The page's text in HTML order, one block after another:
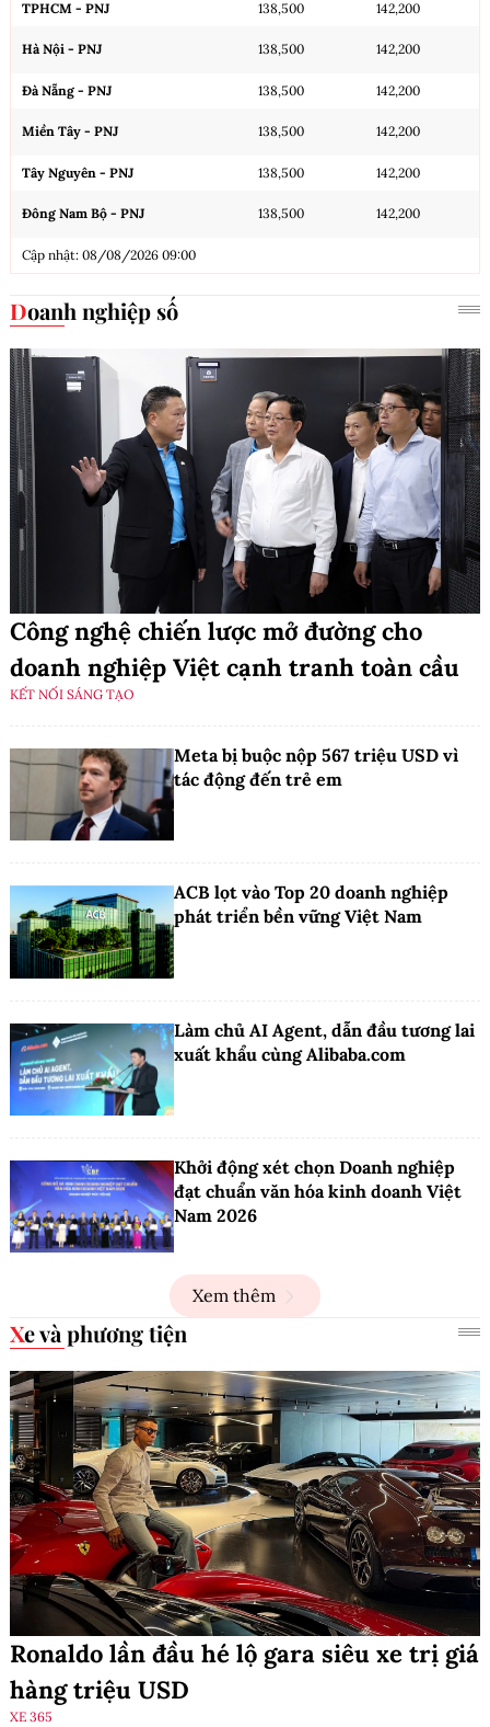
TPHCM - PNJ 138,500 142,200
Hà Nội - PNJ 138,500 142,200
Đà Nẵng - PNJ 138,500 142,200
Miền Tây - PNJ 138,500 142,200
Tây Nguyên - PNJ 138,500 142,200
Đông Nam Bộ - PNJ 138,500 142,200
Cập nhật: 08/08/2026 09:00
Doanh nghiệp số
Công nghệ chiến lược mở đường cho
doanh nghiệp Việt cạnh tranh toàn cầu
KẾT NỐI SÁNG TẠO
Meta bị buộc nộp 567 triệu USD vì
tác động đến trẻ em
ACB lọt vào Top 20 doanh nghiệp
phát triển bền vững Việt Nam
Làm chủ AI Agent, dẫn đầu tương lai
xuất khẩu cùng Alibaba.com
Khởi động xét chọn Doanh nghiệp
đạt chuẩn văn hóa kinh doanh Việt
Nam 2026
Xem thêm
Xe và phương tiện
Ronaldo lần đầu hé lộ gara siêu xe trị giá
hàng triệu USD
XE 365